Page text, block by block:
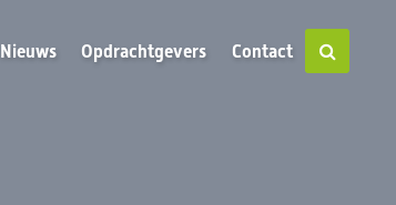
Nieuws Opdrachtgevers Contact